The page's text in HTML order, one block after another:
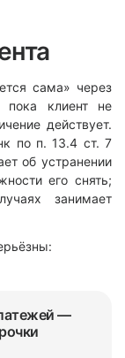
сама» через
клиент не
действует.
по п. 13.4 ст. 7
об устранении
его снять;
занимает
—